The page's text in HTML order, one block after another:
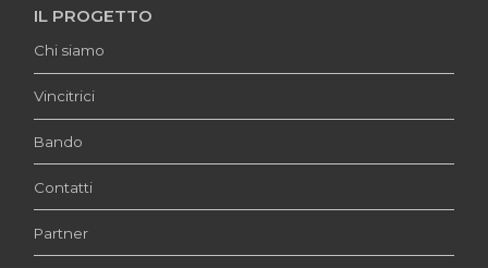
IL PROGETTO
Chi siamo
Vincitrici
Bando
Contatti
Partner